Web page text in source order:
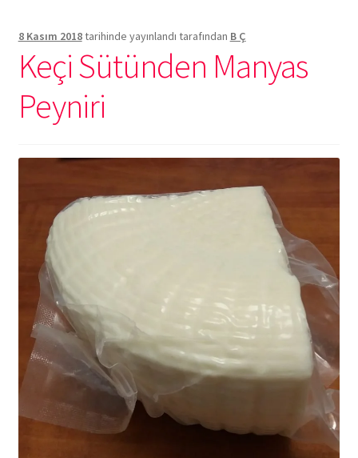
8 Kasım 2018tarihinde yayınlandı tarafından B Ç
Keçi Sütünden Manyas
Peyniri